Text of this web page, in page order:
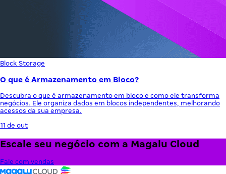
Block Storage
O que é Armazenamento em Bloco?
Descubra o que é armazenamento em bloco e como ele transforma
negócios. Ele organiza dados em blocos independentes, melhorando
acessos da sua empresa.
11 de out
Escale seu negócio com a Magalu Cloud
Fale com vendas